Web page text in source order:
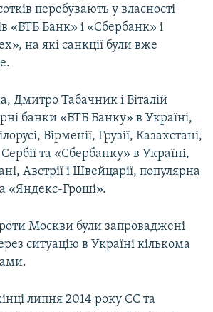
перебувають у власності
«ВТБ Банк» і «Сбербанк» і
на які санкції були вже
Дмитро Табачник і Віталій
банки «ВТБ Банку» в Україні,
Вірменії, Грузії, Казахстані,
та «Сбербанку» в Україні,
Австрії і Швейцарії, популярна
«Яндекс-Гроші».
Москви були запроваджені
ситуацію в Україні кількома
липня 2014 року ЄС та